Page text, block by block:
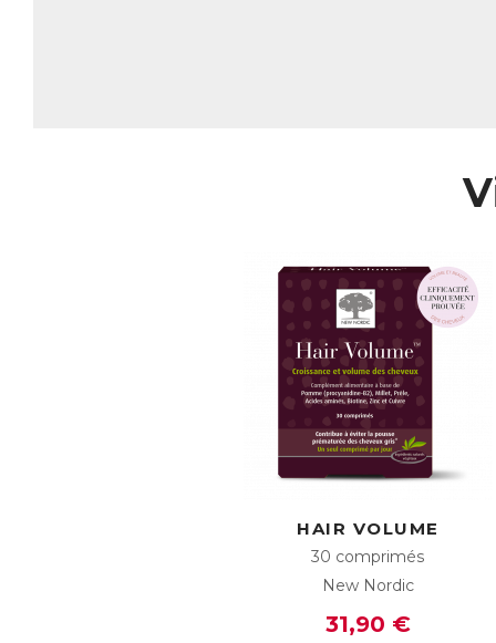
HAIR VOLUME
30 comprimés
New Nordic
31,90 €